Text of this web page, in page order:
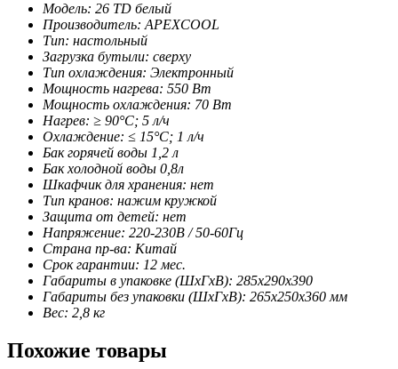
Модель: 26 ТD белый
Производитель: APEXCOOL
Тип: настольный
Загрузка бутыли: сверху
Тип охлаждения: Электронный
Мощность нагрева: 550 Вт
Мощность охлаждения: 70 Вт
Нагрев: ≥ 90°С; 5 л/ч
Охлаждение: ≤ 15°С; 1 л/ч
Бак горячей воды 1,2 л
Бак холодной воды 0,8л
Шкафчик для хранения: нет
Тип кранов: нажим кружкой
Защита от детей: нет
Напряжение: 220-230В / 50-60Гц
Страна пр-ва: Китай
Срок гарантии: 12 мес.
Габариты в упаковке (ШxГxВ): 285х290х390
Габариты без упаковки (ШxГxВ): 265х250х360 мм
Вес: 2,8 кг
Похожие товары